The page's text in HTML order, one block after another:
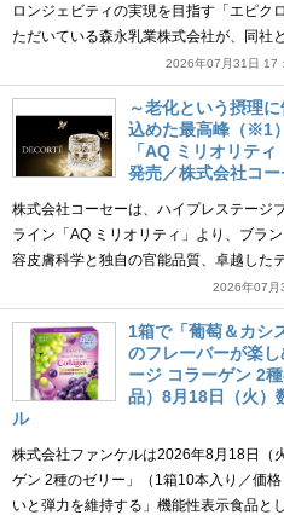
ロンジェビティの実現を目指す「エピク
ただいている森永乳業株式会社が、同
2026年07月31日 17
～老化という摂理
込めた最高峰（※1
「AQ ミリオリテ
発売／株式会社コー
株式会社コーセーは、ハイプレステージ
ライン「AQ ミリオリティ」より、ブラ
容皮膚科学と独自の官能品質、卓越し
2026年07月
1箱で「葡萄＆カシ
のフレーバーが楽
ージ コラーゲン 2
品）8月18日（火）
ル
株式会社ファンケルは2026年8月18日（
ゲン 2種のゼリー」（1箱10本入り／価
いと弾力を維持する」機能性表示食品